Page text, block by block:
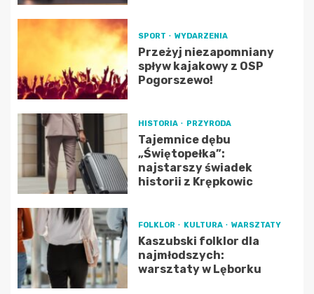
SPORT WYDARZENIA
Przeżyj niezapomniany
spływ kajakowy z OSP
Pogorszewo!
HISTORIA PRZYRODA
Tajemnice dębu
„Świętopełka”:
najstarszy świadek
historii z Krępkowic
FOLKLOR KULTURA WARSZTATY
Kaszubski folklor dla
najmłodszych:
warsztaty w Lęborku